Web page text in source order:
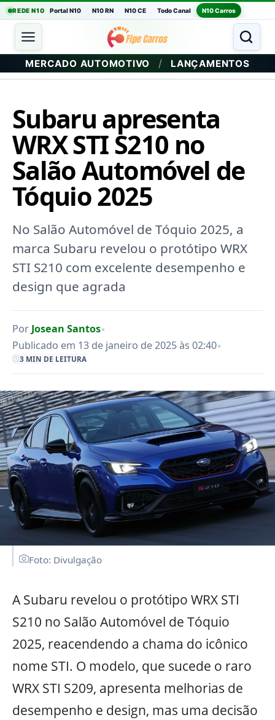
REDE N10 Portal N10 N10 RN N10 CE Todo Canal N10 Carros
MERCADO AUTOMOTIVO / LANÇAMENTOS
Subaru apresenta
WRX STI S210 no
Salão Automóvel de
Tóquio 2025
No Salão Automóvel de Tóquio 2025, a
marca Subaru revelou o protótipo WRX
STI S210 com excelente desempenho e
design que agrada
Por Josean Santos•
Publicado em 13 de janeiro de 2025 às 02:40•
3 MIN DE LEITURA
Foto: Divulgação
A Subaru revelou o protótipo WRX STI
S210 no Salão Automóvel de Tóquio
2025, reacendendo a chama do icônico
nome STI. O modelo, que sucede o raro
WRX STI S209, apresenta melhorias de
desempenho e design, mas uma decisão